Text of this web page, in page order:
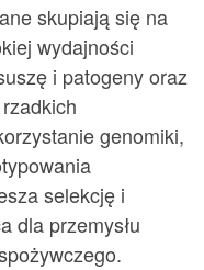
skupiają się na
wydajności
i patogeny oraz
genomiki,
selekcję i
dla przemysłu